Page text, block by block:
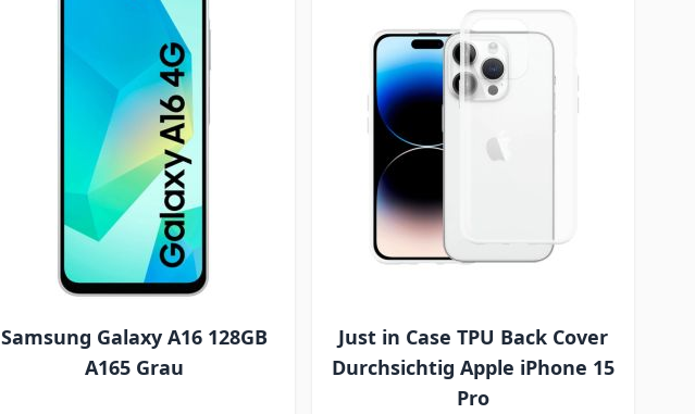
Samsung Galaxy A16 128GB
A165 Grau
Just in Case TPU Back Cover
Durchsichtig Apple iPhone 15
Pro